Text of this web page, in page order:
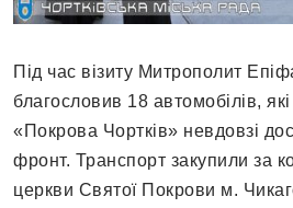
Під час візиту Митрополит
благословив 18 автомобілів,
«Покрова Чортків» невдовзі
фронт. Транспорт закупили за
церкви Святої Покрови м.